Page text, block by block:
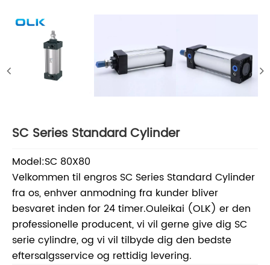
SC Series Standard Cylinder
Model:SC 80X80
Velkommen til engros SC Series Standard Cylinder
fra os, enhver anmodning fra kunder bliver
besvaret inden for 24 timer.Ouleikai (OLK) er den
professionelle producent, vi vil gerne give dig SC
serie cylindre, og vi vil tilbyde dig den bedste
eftersalgsservice og rettidig levering.